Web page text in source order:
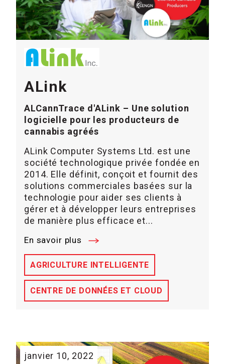
ALink
ALCannTrace d'ALink – Une solution
logicielle pour les producteurs de
cannabis agréés
ALink Computer Systems Ltd. est une
société technologique privée fondée en
2014. Elle définit, conçoit et fournit des
solutions commerciales basées sur la
technologie pour aider ses clients à
gérer et à développer leurs entreprises
de manière plus efficace et...
En savoir plus
AGRICULTURE INTELLIGENTE
CENTRE DE DONNÉES ET CLOUD
janvier 10, 2022